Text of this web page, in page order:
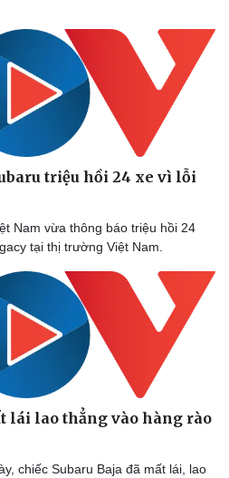
Công nghệ
Sành điệu
Tin Công nghệ
Trải nghiệm
Chuyển đổi số
triệu hồi 24 xe vì lỗi
Nam vừa thông báo triệu hồi 24
tại thị trường Việt Nam.
lái lao thẳng vào hàng rào
chiếc Subaru Baja đã mất lái, lao